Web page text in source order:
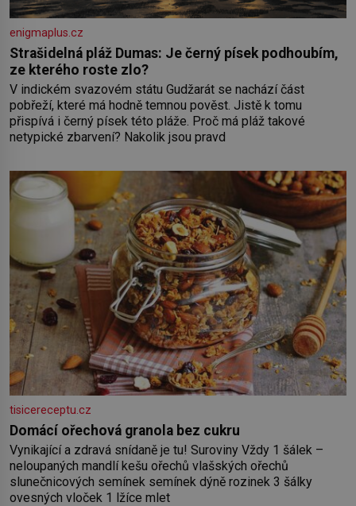
enigmaplus.cz
Strašidelná pláž Dumas: Je černý písek podhoubím,
ze kterého roste zlo?
V indickém svazovém státu Gudžarát se nachází část
pobřeží, které má hodně temnou pověst. Jistě k tomu
přispívá i černý písek této pláže. Proč má pláž takové
netypické zbarvení? Nakolik jsou pravd
tisicereceptu.cz
Domácí ořechová granola bez cukru
Vynikající a zdravá snídaně je tu! Suroviny Vždy 1 šálek –
neloupaných mandlí kešu ořechů vlašských ořechů
slunečnicových semínek semínek dýně rozinek 3 šálky
ovesných vloček 1 lžíce mlet